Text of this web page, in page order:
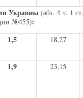
Украины(абз. 4 ч. 1
№455):
1,5 18,27
1,9 23,15